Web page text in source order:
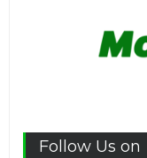
Follow Us on